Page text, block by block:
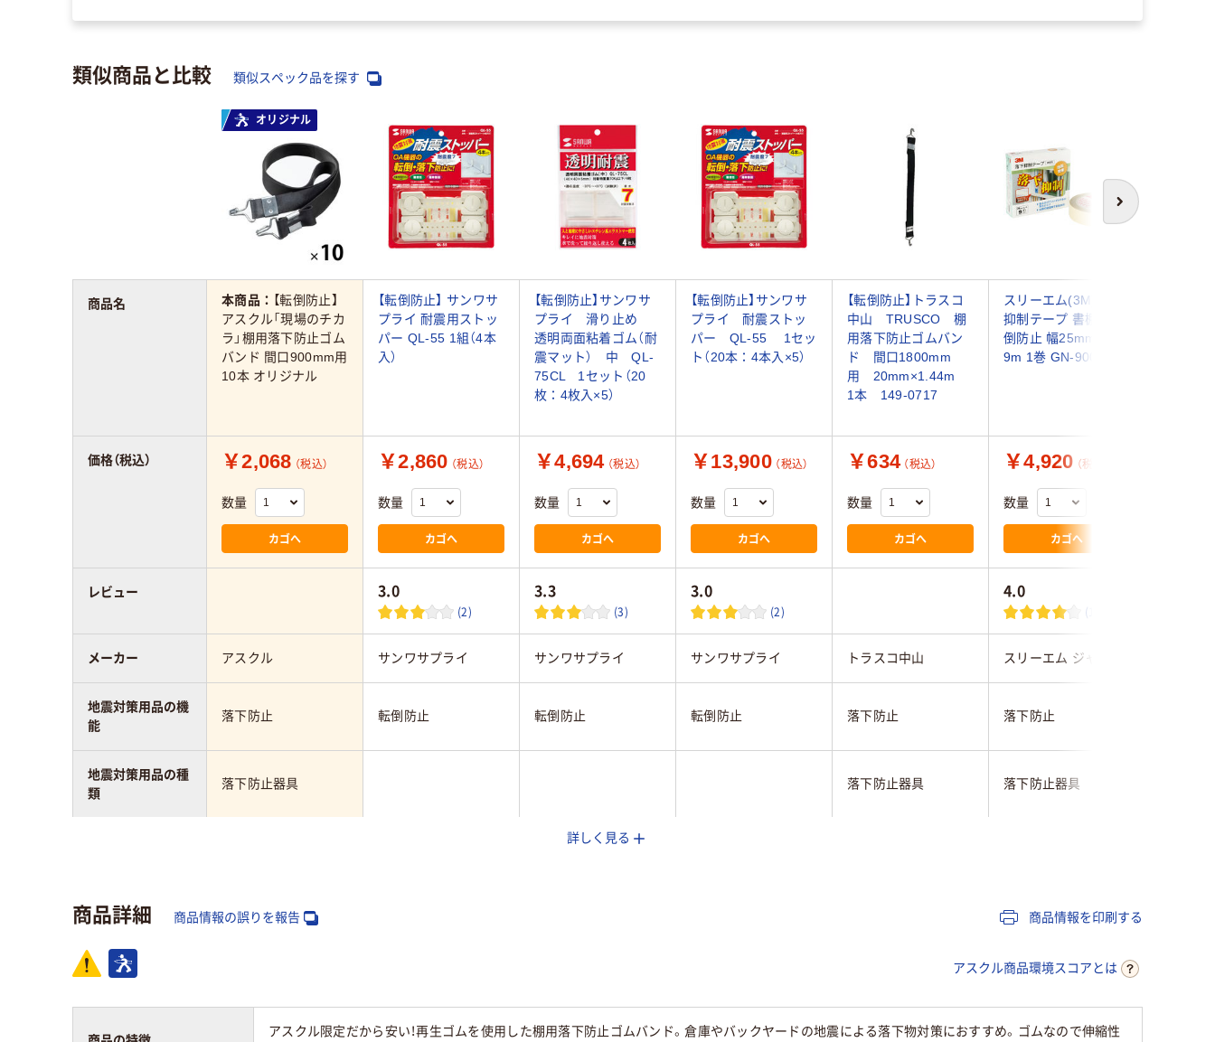
類似商品と比較 類似スペック品を探す
次へ
オリジナル
本商品： 【転倒防止】
アスクル「現場のチカ
ラ」棚用落下防止ゴム
バンド 間口900mm用
10本 オリジナル
【転倒防止】 サンワサ
プライ 耐震用ストッ
パー QL-55 1組（4本
入）
【転倒防止】サンワサ
プライ 滑り止め
透明両面粘着ゴム（耐
震マット） 中 QL-
75CL 1セット（20
枚：4枚入×5）
【転倒防止】サンワサ
プライ 耐震ストッ
パー QL-55 1セッ
ト（20本：4本入×5）
【転倒防止】トラスコ
中山 TRUSCO 棚
用落下防止ゴムバン
ド 間口1800mm
用 20mm×1.44m
1本 149-0717
スリーエム(3M) 落下
抑制テープ 書棚用 転
倒防止 幅25mm×長さ
9m 1巻 GN-900
￥2,068 （税込）
数量
カゴへ
￥2,860 （税込）
数量
カゴへ
￥4,694 （税込）
数量
カゴへ
￥13,900 （税込）
数量
カゴへ
￥634 （税込）
数量
カゴへ
￥4,920 （税込）
数量
カゴへ
3.0
(2)
3.3
(3)
3.0
(2)
4.0
(1)
アスクル サンワサプライ サンワサプライ サンワサプライ トラスコ中山 スリーエム ジャパン
落下防止 転倒防止 転倒防止 転倒防止 落下防止 落下防止
落下防止器具 落下防止器具 落下防止器具
クリア(透明・半透明)
40
商品名
価格（税込）
レビュー
メーカー
地震対策用品の機
能
地震対策用品の種
類
アスクル商品環境
詳しく見る
商品詳細 商品情報の誤りを報告 商品情報を印刷する
アスクル商品環境スコアとは
アスクル限定だから安い！再生ゴムを使用した棚用落下防止ゴムバンド。倉庫やバックヤードの地震による落下物対策におすすめ。ゴムなので伸縮性